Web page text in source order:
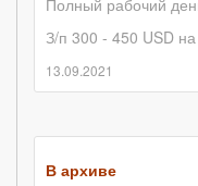
Полный рабочий
З/п 300 - 450 USD на
13.09.2021
В архиве